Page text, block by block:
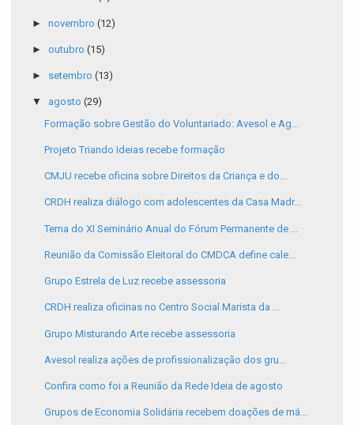
► novembro (12)
► outubro (15)
► setembro (13)
▼ agosto (29)
Formação sobre Gestão do Voluntariado: Avesol e Ag...
Projeto Triando Ideias recebe formação
CMJU recebe oficina sobre Direitos da Criança e do...
CRDH realiza diálogo com adolescentes da Casa Madr...
Tema do XI Seminário Anual do Fórum Permanente de ...
Reunião da Comissão Eleitoral do CMDCA define cale...
Grupo Estrela de Luz recebe assessoria
CRDH realiza oficinas no Centro Social Marista da ...
Grupo Misturando Arte recebe assessoria
Avesol realiza ações de profissionalização dos gru...
Confira como foi a Reunião da Rede Ideia de agosto
Grupos de Economia Solidária recebem doações de má...